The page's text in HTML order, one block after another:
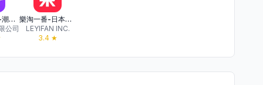
抽抽一番賞-潮玩公仔模型卡牌遊戲周邊
公司
樂淘一番-日本代購代標好幫手
LEYIFAN INC.
3.4★